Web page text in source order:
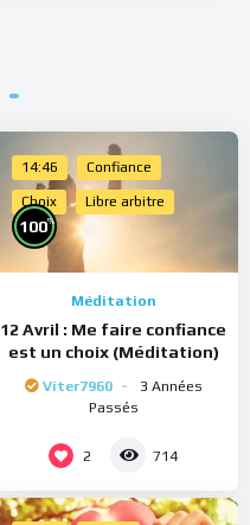
14:46 Confiance
Choix Libre arbitre
100%
Méditation
12 Avril : Me faire confiance
est un choix (Méditation)
Viter7960
3 Années
Passés
2 714